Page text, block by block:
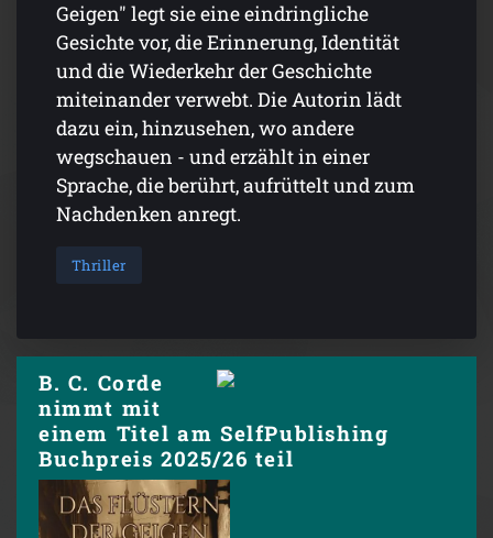
Geigen" legt sie eine eindringliche
Gesichte vor, die Erinnerung, Identität
und die Wiederkehr der Geschichte
miteinander verwebt. Die Autorin lädt
dazu ein, hinzusehen, wo andere
wegschauen - und erzählt in einer
Sprache, die berührt, aufrüttelt und zum
Nachdenken anregt.
Thriller
B. C. Corde
nimmt mit
einem Titel am SelfPublishing
Buchpreis 2025/26 teil